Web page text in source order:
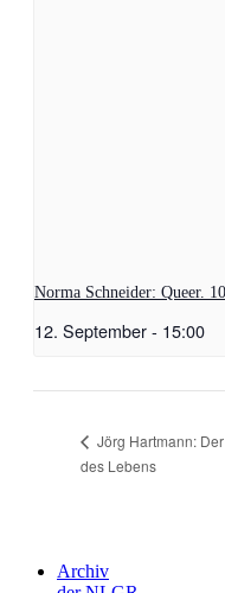
Norma Schneider: Queer.
12. September - 15:00
Jörg Hartmann:
des Lebens
Archiv